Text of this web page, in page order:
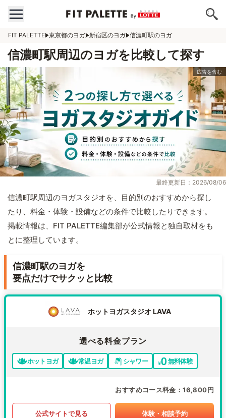
FIT PALETTE 東京都のヨガ 新宿区のヨガ 信濃町駅のヨガ
信濃町駅周辺のヨガを比較して探す
最終更新日：2026/08/06
信濃町駅周辺のヨガスタジオを、目的別のおすすめから探し
たり、料金・体験・設備などの条件で比較したりできます。
掲載情報は、FIT PALETTE編集部が公式情報と独自取材をも
とに整理しています。
信濃町駅のヨガを
要点だけでサクッと比較
ホットヨガスタジオ LAVA
選べる料金プラン
ホットヨガ 常温ヨガ シャワー 無料体験
おすすめコース料金 16,800円
公式サイトで見る 体験・相談予約